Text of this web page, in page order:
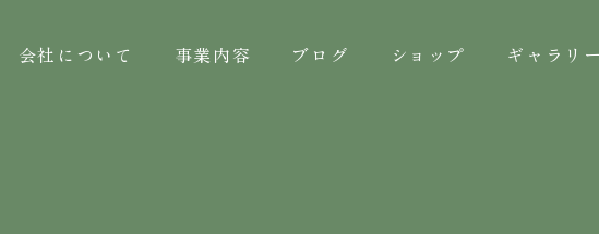
会社について 事業内容 ブログ ショップ ギャラリー